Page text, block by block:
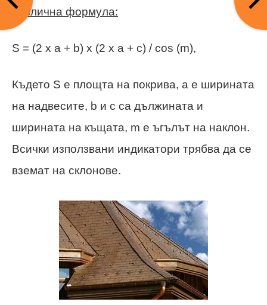
различна формула:
S = (2 x a + b) x (2 x a + c) / cos (m),
Където S е площта на покрива, a е ширината
на надвесите, b и c са дължината и
ширината на къщата, m е ъгълът на наклон.
Всички използвани индикатори трябва да се
вземат на склонове.